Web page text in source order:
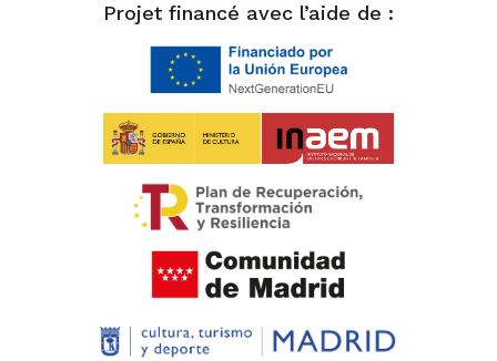
Projet financé avec l’aide de :